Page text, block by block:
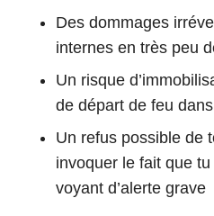
Des dommages
internes en très peu
Un risque
de départ de feu
Un refus possible de
invoquer le fait que
voyant d’alerte grave